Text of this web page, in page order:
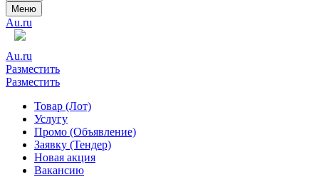
Меню
Au.ru
Au.ru
Разместить
Разместить
Товар (Лот)
Услугу
Промо (Объявление)
Заявку (Тендер)
Новая акция
Вакансию